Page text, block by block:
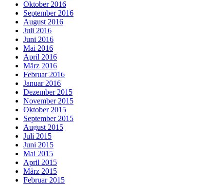
Oktober 2016
September 2016
August 2016
Juli 2016
Juni 2016
Mai 2016
April 2016
März 2016
Februar 2016
Januar 2016
Dezember 2015
November 2015
Oktober 2015
September 2015
August 2015
Juli 2015
Juni 2015
Mai 2015
April 2015
März 2015
Februar 2015